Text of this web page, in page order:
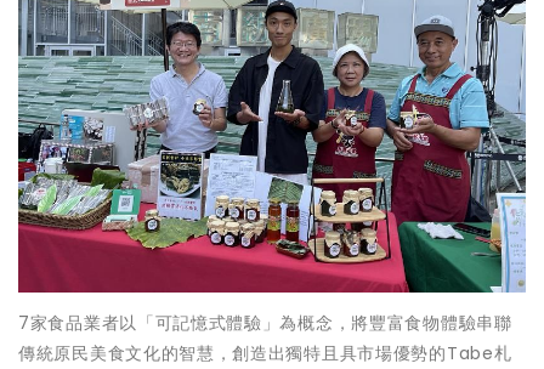
7家食品業者以「可記憶式體驗」為概念，將豐富食物體驗串聯
傳統原民美食文化的智慧，創造出獨特且具市場優勢的Tabe札